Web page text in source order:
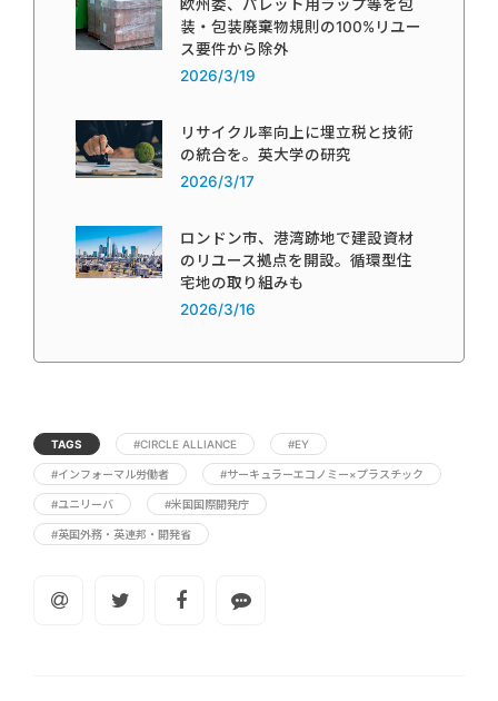
欧州委、パレット用ラップ等を包
装・包装廃棄物規則の100%リユー
ス要件から除外
2026/3/19
リサイクル率向上に埋立税と技術
の統合を。英大学の研究
2026/3/17
ロンドン市、港湾跡地で建設資材
のリユース拠点を開設。循環型住
宅地の取り組みも
2026/3/16
TAGS #CIRCLE ALLIANCE #EY
#インフォーマル労働者 #サーキュラーエコノミー×プラスチック
#ユニリーバ #米国国際開発庁
#英国外務・英連邦・開発省